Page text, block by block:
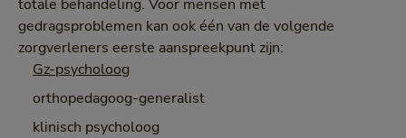
totale behandeling. Voor mensen met
gedragsproblemen kan ook één van de volgende
zorgverleners eerste aanspreekpunt zijn:
Gz-psycholoog
orthopedagoog-generalist
klinisch psycholoog